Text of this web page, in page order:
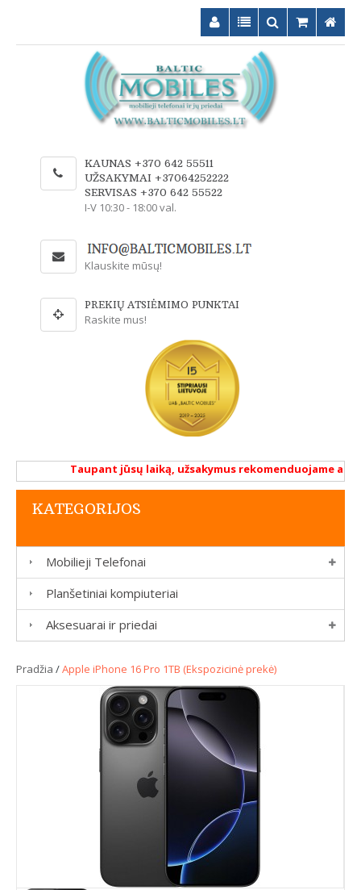
KAUNAS +370 642 55511
UŽSAKYMAI +37064252222
SERVISAS +370 642 55522
I-V 10:30 - 18:00 val.
Klauskite mūsų!
PREKIŲ ATSIĖMIMO PUNKTAI
Raskite mus!
Taupant jūsų laiką, užsakymus rekomenduojame
KATEGORIJOS
Mobilieji Telefonai
Planšetiniai kompiuteriai
Aksesuarai ir priedai
Pradžia /Apple iPhone 16 Pro 1TB (Ekspozicinė prekė)